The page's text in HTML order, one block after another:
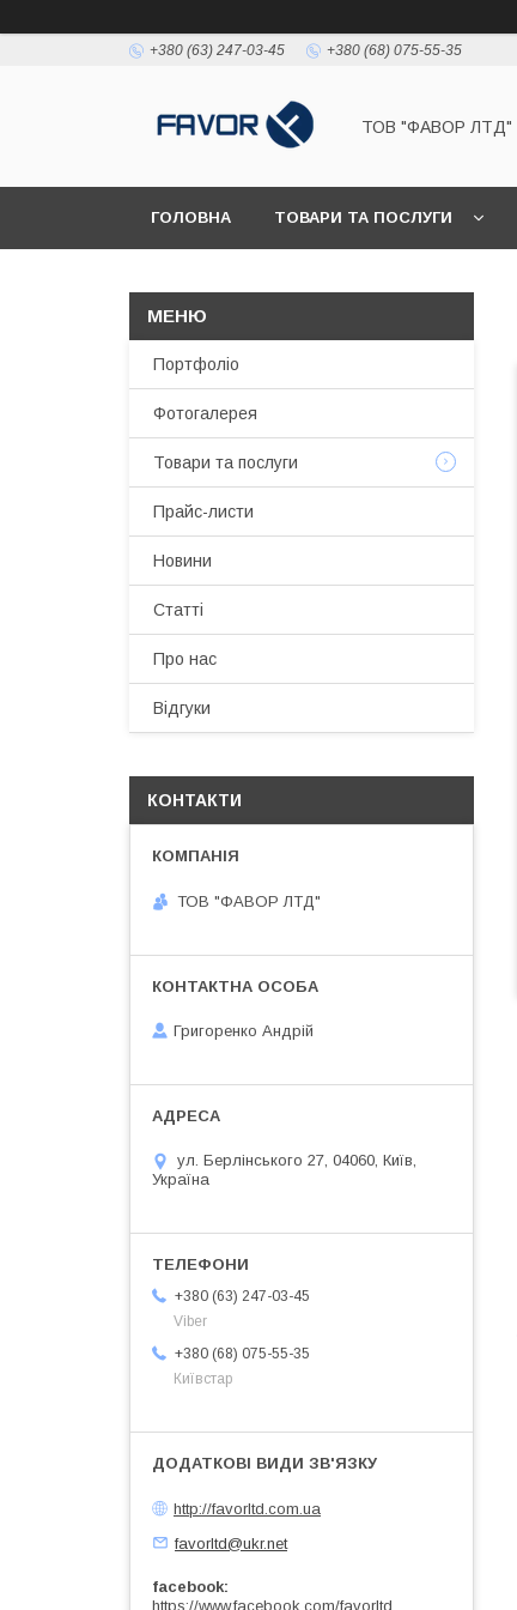
+380 (63) 247-03-45 +380 (68) 075-55-35
ТОВ "ФАВОР ЛТД"
ГОЛОВНА ТОВАРИ ТА ПОСЛУГИ
Портфоліо
Фотогалерея
Товари та послуги
Прайс-листи
Новини
Статті
Про нас
Відгуки
КОНТАКТИ
ТОВ "ФАВОР ЛТД"
Григоренко Андрій
ул. Берлінського 27, 04060, Київ,
Україна
+380 (63) 247-03-45
Viber
+380 (68) 075-55-35
Київстар
http://favorltd.com.ua
favorltd@ukr.net
facebook
https://www.facebook.com/favorltd